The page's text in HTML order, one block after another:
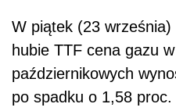
W piątek (23
hubie TTF cena gazu
październikowych
po spadku o 1,58